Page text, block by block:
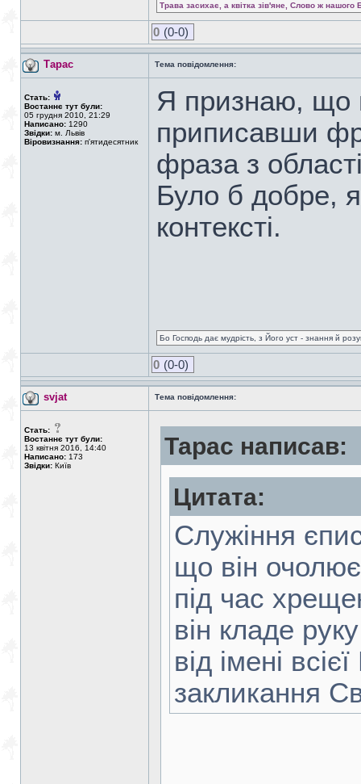
Трава засихає, а квітка зів'яне, Слово ж нашого
0 (0-0)
Тарас Тема повідомлення:
Стать:
Востаннє тут були:
05 грудня 2010, 21:29
Написано: 1290
Звідки: м. Львів
Віровизнання: п'ятидесятник
Я признаю, що
приписавши
фраза з
Було б добре,
контексті.
Бо Господь дає мудрість, з Його уст - знання й
0 (0-0)
svjat Тема повідомлення:
Стать:
Востаннє тут були:
13 квітня 2016, 14:40
Написано: 173
Звідки: Київ
Тарас написав:
Цитата:
Служіння
що він
під час
він кладе
від імені
закликання